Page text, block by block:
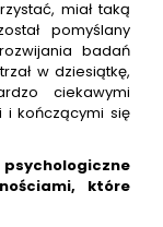
miał taką
pomyślany
badań
w dziesiątkę,
ciekawymi
i kończącymi się
które